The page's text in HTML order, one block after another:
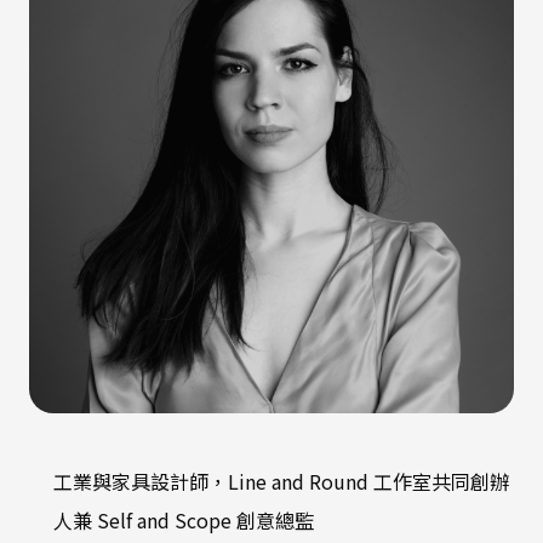
工業與家具設計師，Line and Round 工作室共同創辦
人兼 Self and Scope 創意總監